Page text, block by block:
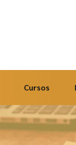
Cursos